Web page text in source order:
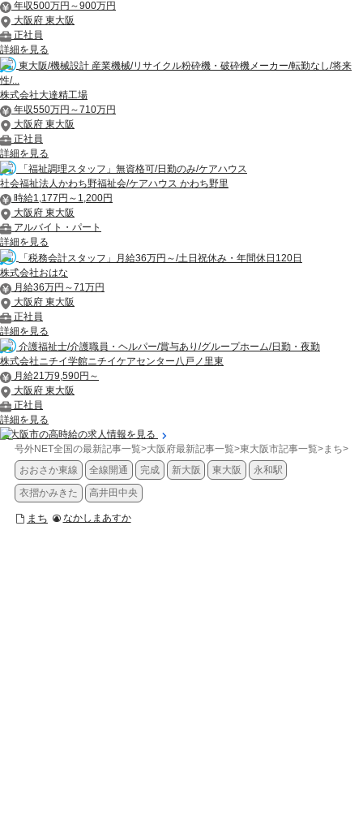
年収500万円～900万円
大阪府 東大阪
正社員
詳細を見る
東大阪/機械設計 産業機械/リサイクル粉砕機・破砕機メーカー/転勤なし/将来
性/...
株式会社大達精工場
年収550万円～710万円
大阪府 東大阪
正社員
詳細を見る
「福祉調理スタッフ」無資格可/日勤のみ/ケアハウス
社会福祉法人かわち野福祉会/ケアハウス かわち野里
時給1,177円～1,200円
大阪府 東大阪
アルバイト・パート
詳細を見る
「税務会計スタッフ」月給36万円～/土日祝休み・年間休日120日
株式会社おはな
月給36万円～71万円
大阪府 東大阪
正社員
詳細を見る
介護福祉士/介護職員・ヘルパー/賞与あり/グループホーム/日勤・夜勤
株式会社ニチイ学館ニチイケアセンター八戸ノ里東
月給21万9,590円～
大阪府 東大阪
正社員
詳細を見る
東大阪市の高時給の求人情報を見る
号外NET全国の最新記事一覧>大阪府最新記事一覧>東大阪市記事一覧>まち>【
おおさか東線
全線開通 完成 新大阪 東大阪 永和駅
衣摺かみきた 高井田中央
まち なかしまあすか